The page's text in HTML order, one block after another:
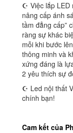
☪ Việc lắp LED
nâng cấp ánh
tầm đẳng cấp”
ràng sự khác
mỗi khi bước
thông minh và
xứng đáng là
2 yêu thích sự
☪ Led nội thất
chính bạn!
Cam kết của